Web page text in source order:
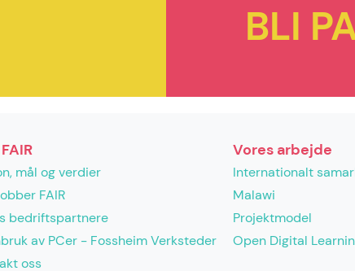
BLI
mål og verdier
FAIR
bedriftspartnere
av PCer - Fossheim Verksteder
oss
Vores arbejde
Internationalt
Malawi
Projektmodel
Open Digital